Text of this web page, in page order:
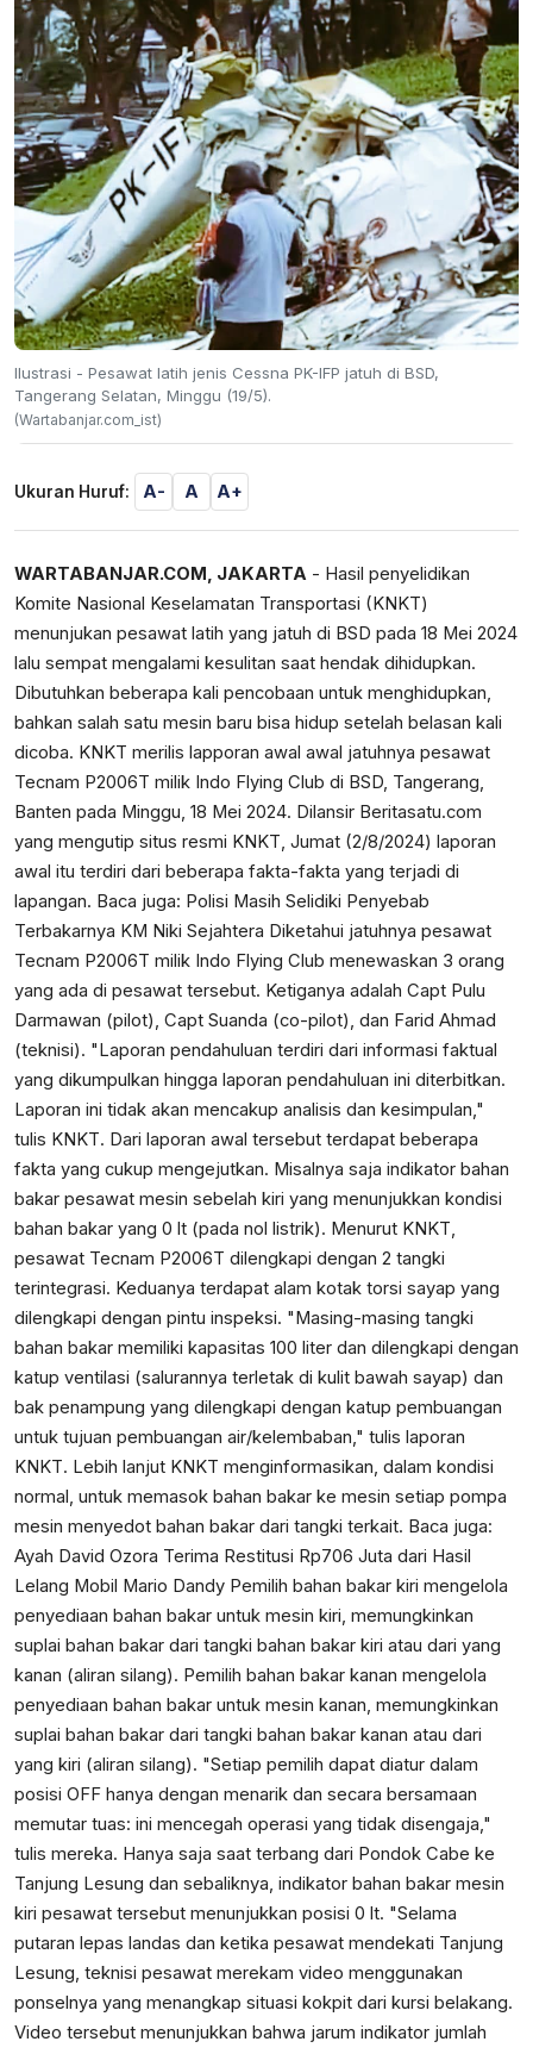
Ilustrasi - Pesawat latih jenis Cessna PK-IFP jatuh di BSD,
Tangerang Selatan, Minggu (19/5).
(Wartabanjar.com_ist)
Ukuran Huruf: A- A A+
WARTABANJAR.COM, JAKARTA - Hasil penyelidikan
Komite Nasional Keselamatan Transportasi (KNKT)
menunjukan pesawat latih yang jatuh di BSD pada 18 Mei 2024
lalu sempat mengalami kesulitan saat hendak dihidupkan.
Dibutuhkan beberapa kali pencobaan untuk menghidupkan,
bahkan salah satu mesin baru bisa hidup setelah belasan kali
dicoba. KNKT merilis lapporan awal awal jatuhnya pesawat
Tecnam P2006T milik Indo Flying Club di BSD, Tangerang,
Banten pada Minggu, 18 Mei 2024. Dilansir Beritasatu.com
yang mengutip situs resmi KNKT, Jumat (2/8/2024) laporan
awal itu terdiri dari beberapa fakta-fakta yang terjadi di
lapangan. Baca juga: Polisi Masih Selidiki Penyebab
Terbakarnya KM Niki Sejahtera Diketahui jatuhnya pesawat
Tecnam P2006T milik Indo Flying Club menewaskan 3 orang
yang ada di pesawat tersebut. Ketiganya adalah Capt Pulu
Darmawan (pilot), Capt Suanda (co-pilot), dan Farid Ahmad
(teknisi). "Laporan pendahuluan terdiri dari informasi faktual
yang dikumpulkan hingga laporan pendahuluan ini diterbitkan.
Laporan ini tidak akan mencakup analisis dan kesimpulan,"
tulis KNKT. Dari laporan awal tersebut terdapat beberapa
fakta yang cukup mengejutkan. Misalnya saja indikator bahan
bakar pesawat mesin sebelah kiri yang menunjukkan kondisi
bahan bakar yang 0 lt (pada nol listrik). Menurut KNKT,
pesawat Tecnam P2006T dilengkapi dengan 2 tangki
terintegrasi. Keduanya terdapat alam kotak torsi sayap yang
dilengkapi dengan pintu inspeksi. "Masing-masing tangki
bahan bakar memiliki kapasitas 100 liter dan dilengkapi dengan
katup ventilasi (salurannya terletak di kulit bawah sayap) dan
bak penampung yang dilengkapi dengan katup pembuangan
untuk tujuan pembuangan air/kelembaban," tulis laporan
KNKT. Lebih lanjut KNKT menginformasikan, dalam kondisi
normal, untuk memasok bahan bakar ke mesin setiap pompa
mesin menyedot bahan bakar dari tangki terkait. Baca juga:
Ayah David Ozora Terima Restitusi Rp706 Juta dari Hasil
Lelang Mobil Mario Dandy Pemilih bahan bakar kiri mengelola
penyediaan bahan bakar untuk mesin kiri, memungkinkan
suplai bahan bakar dari tangki bahan bakar kiri atau dari yang
kanan (aliran silang). Pemilih bahan bakar kanan mengelola
penyediaan bahan bakar untuk mesin kanan, memungkinkan
suplai bahan bakar dari tangki bahan bakar kanan atau dari
yang kiri (aliran silang). "Setiap pemilih dapat diatur dalam
posisi OFF hanya dengan menarik dan secara bersamaan
memutar tuas: ini mencegah operasi yang tidak disengaja,"
tulis mereka. Hanya saja saat terbang dari Pondok Cabe ke
Tanjung Lesung dan sebaliknya, indikator bahan bakar mesin
kiri pesawat tersebut menunjukkan posisi 0 lt. "Selama
putaran lepas landas dan ketika pesawat mendekati Tanjung
Lesung, teknisi pesawat merekam video menggunakan
ponselnya yang menangkap situasi kokpit dari kursi belakang.
Video tersebut menunjukkan bahwa jarum indikator jumlah